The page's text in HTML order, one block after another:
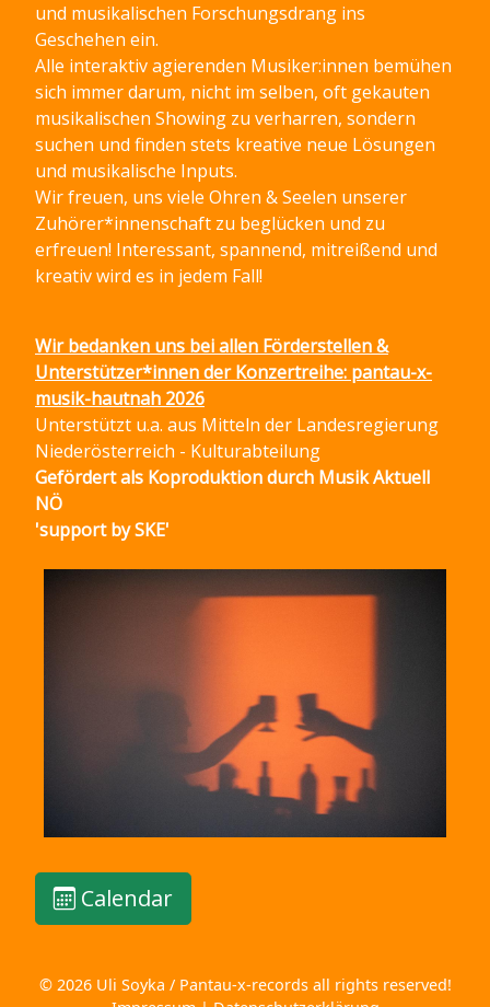
und musikalischen Forschungsdrang ins
Geschehen ein.
Alle interaktiv agierenden Musiker:innen bemühen
sich immer darum, nicht im selben, oft gekauten
musikalischen Showing zu verharren, sondern
suchen und finden stets kreative neue Lösungen
und musikalische Inputs.
Wir freuen, uns viele Ohren & Seelen unserer
Zuhörer*innenschaft zu beglücken und zu
erfreuen! Interessant, spannend, mitreißend und
kreativ wird es in jedem Fall!
Wir bedanken uns bei allen Förderstellen &
Unterstützer*innen der Konzertreihe: pantau-x-
musik-hautnah 2026
Unterstützt u.a. aus Mitteln der Landesregierung
Niederösterreich - Kulturabteilung
Gefördert als Koproduktion durch Musik Aktuell
NÖ
'support by SKE'
Calendar
© 2026 Uli Soyka / Pantau-x-records all rights reserved!